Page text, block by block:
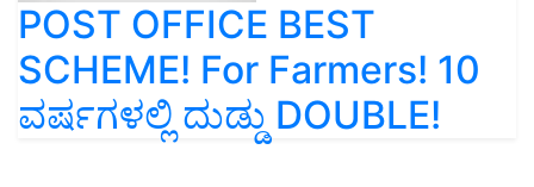
POST OFFICE BEST
SCHEME! For Farmers! 10
ವರ್ಷಗಳಲ್ಲಿ ದುಡ್ಡು DOUBLE!